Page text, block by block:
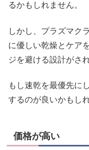
るかもしれません。
しかし、プラズマク
に優しい乾燥とケア
ジを避ける設計がさ
もし速乾を最優先に
するのが良いかもし
価格が高い